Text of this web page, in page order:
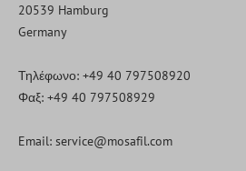
20539 Hamburg
Germany
Τηλέφωνο: +49 40 797508920
Φαξ: +49 40 797508929
Email: service@mosafil.com